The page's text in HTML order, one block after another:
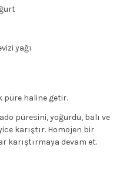
yağı
püre haline getir.
püresini, yoğurdu, balı ve
karıştır. Homojen bir
karıştırmaya devam et.